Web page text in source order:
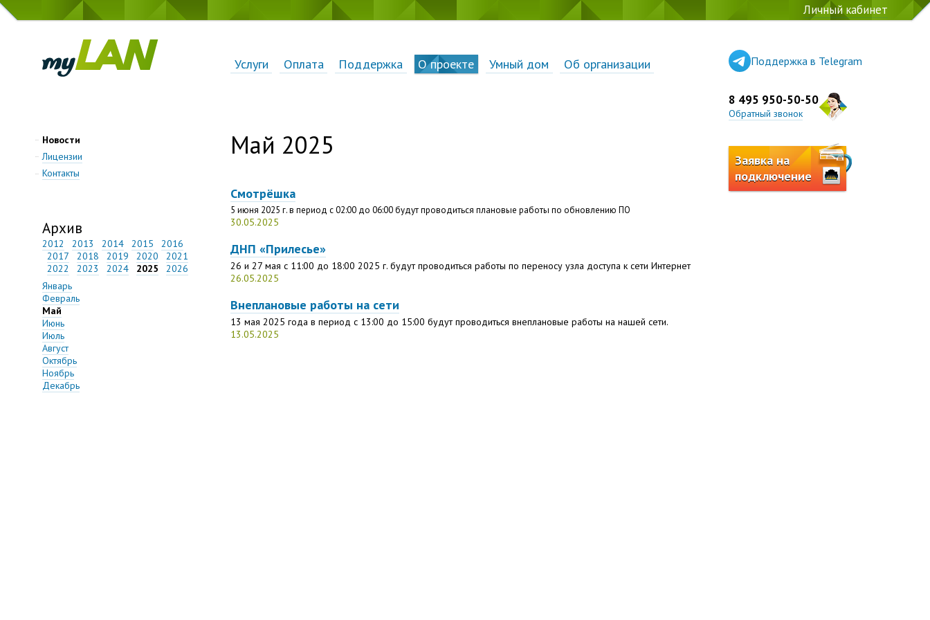
Личный кабинет
Услуги Оплата Поддержка О проекте Умный дом Об организации Поддержка в Telegram
Новости
Лицензии
Контакты
Архив
2012 2013 2014 2015
2016
2017
2018 2019 2020
2021
2022
2023 2024 2025
2026
Январь
Февраль
Май
Июнь
Июль
Август
Октябрь
Ноябрь
Декабрь
Май 2025
Смотрёшка
5 июня 2025 г. в период с 02:00 до 06:00 будут проводиться плановые работы по обновлению ПО
30.05.2025
ДНП «Прилесье»
26 и 27 мая с 11:00 до 18:00 2025 г. будут проводиться работы по переносу узла доступа к сети Интернет
26.05.2025
Внеплановые работы на сети
13 мая 2025 года в период с 13:00 до 15:00 будут проводиться внеплановые работы на нашей сети.
13.05.2025
8 495 950-50-50
Обратный звонок
Заявка на
подключение